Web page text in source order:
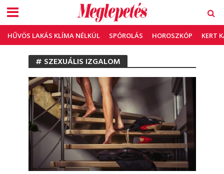
HŰVÖS LAKÁS KLÍMA NÉLKÜL SPÓROLÁS HOROSZKÓP KERT
# SZEXUÁLIS IZGALOM